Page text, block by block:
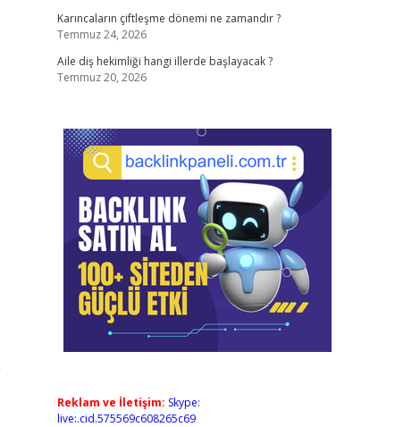
Karıncaların çiftleşme dönemi ne zamandır ?
Temmuz 24, 2026
Aile diş hekimliği hangi illerde başlayacak ?
Temmuz 20, 2026
Reklam ve İletişim: Skype:
live:.cid.575569c608265c69